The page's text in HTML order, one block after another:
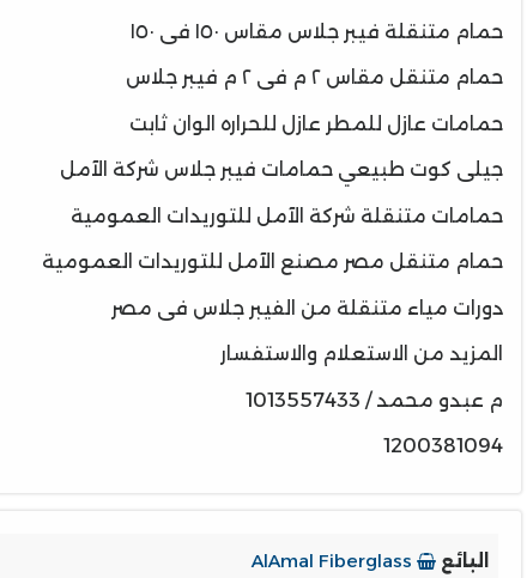
حمام متنقلة فيبر جلاس مقاس ١٥٠ فى ١٥٠
حمام متنقل مقاس ٢ م فى ٢ م فيبر جلاس
حمامات عازل للمطر عازل للحراره الوان ثابت
جيلى كوت طبيعي حمامات فيبر جلاس شركة الآمل
حمامات متنقلة شركة الآمل للتوريدات العمومية
حمام متنقل مصر مصنع الآمل للتوريدات العمومية
دورات مياء متنقلة من الفيبر جلاس فى مصر
المزيد من الاستعلام والاستفسار
م عبدو محمد / 1013557433
1200381094
البائع